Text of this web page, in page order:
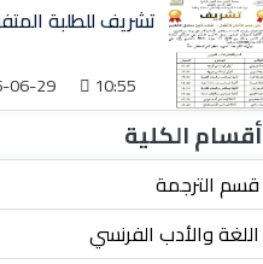
تشريف للطلبة
10:55
06-29
أقسام الكلية
قسم الترجمة
اللغة والأدب الفرنسي